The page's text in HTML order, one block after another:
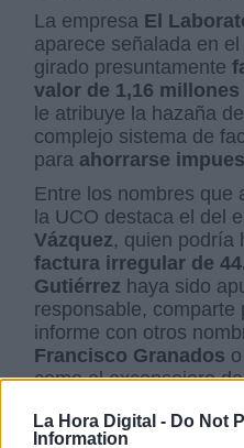
La Hora Digital - Do Not
Information
La empresa El
aparece señalada en
girado presuntamente
valor de 1,16
le atribuye la hazaña
complejo sistema de
para ahorrarse
Entre los nombres que
la UCO destaca el del
Vázquez, quien podría
factura irregular de
Gutiérrez haya sido
responsable, comparte
informe con otros
Francisco Granados o
como el exconsejero
llamados a tomar